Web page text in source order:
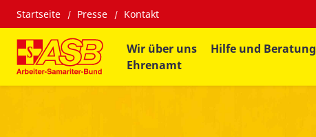
Startseite Presse Kontakt
Wir über uns Hilfe und Beratung
Ehrenamt